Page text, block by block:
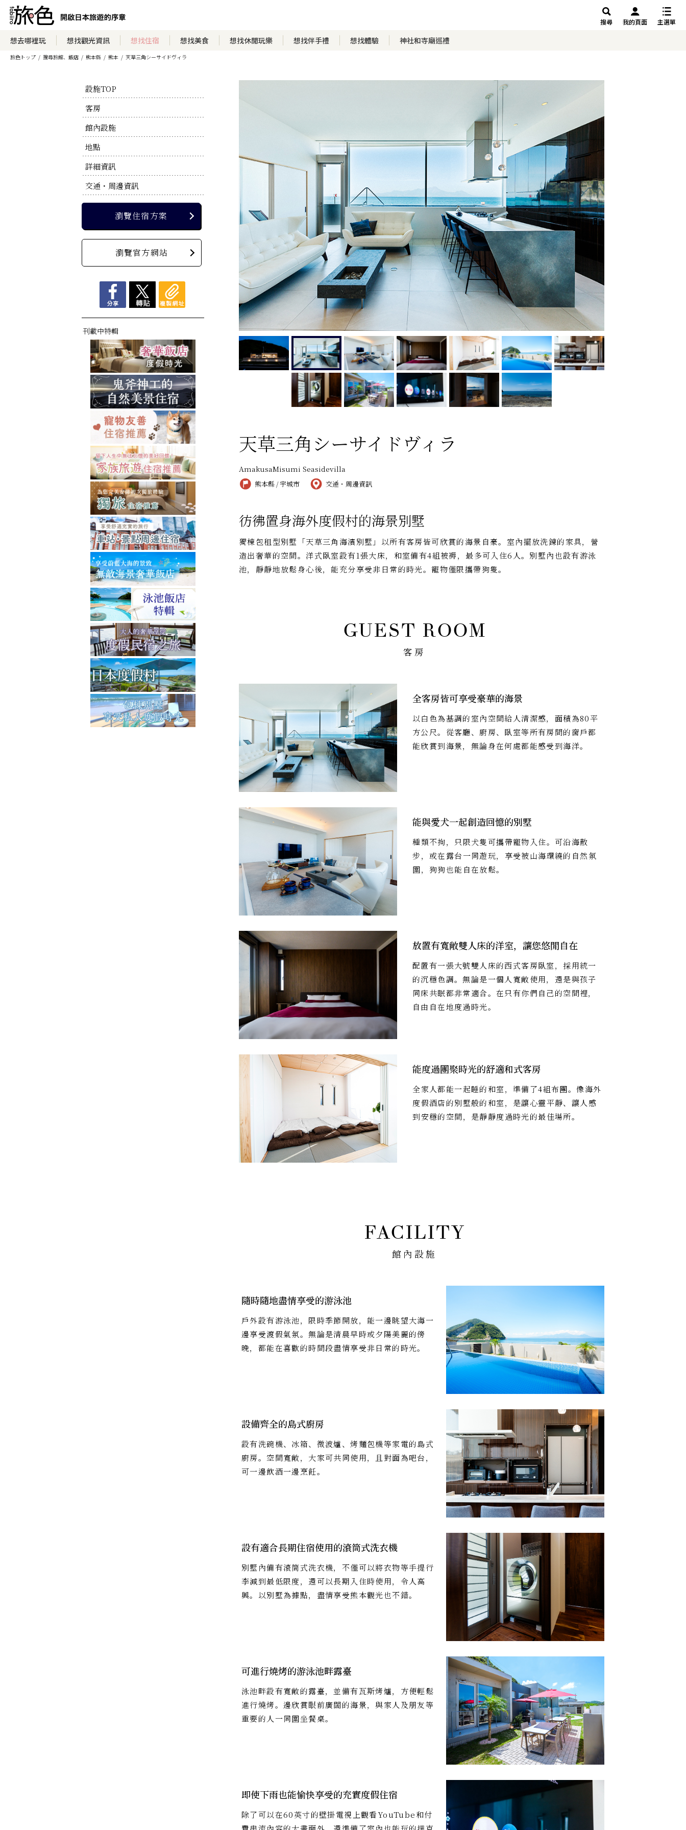
搜尋 我的頁面 主選單
想去哪裡玩 想找觀光資訊 想找住宿 想找美食 想找休閒玩樂 想找伴手禮 想找體驗 神社和寺廟巡禮
旅色トップ 搜尋旅館、飯店 熊本縣 熊本 天草三角シーサイドヴィラ
設施TOP
客房
館內設施
地點
詳細資訊
交通・周邊資訊
瀏覽住宿方案
瀏覽官方網站
刊載中特輯
瀏覽住宿方案
瀏覽官方網站
天草三角シーサイドヴィラ
AmakusaMisumi Seasidevilla
熊本縣 / 宇城市 交通・周邊資訊
彷彿置身海外度假村的海景別墅
獨棟包租型別墅「天草三角海濱別墅」以所有客房皆可欣賞的海景自豪。室內擺放洗鍊的家具，營
造出奢華的空間。洋式臥室設有1張大床，和室備有4組被褥，最多可入住6人。別墅內也設有游泳
池，靜靜地放鬆身心後，能充分享受非日常的時光。寵物僅限攜帶狗隻。
客房
全客房皆可享受豪華的海景
以白色為基調的室內空間給人清潔感，面積為80平
方公尺。從客廳、廚房、臥室等所有房間的窗戶都
能欣賞到海景，無論身在何處都能感受到海洋。
能與愛犬一起創造回憶的別墅
種類不拘，只限犬隻可攜帶寵物入住。可沿海散
步，或在露台一同遊玩，享受被山海環繞的自然氛
圍，狗狗也能自在放鬆。
放置有寬敞雙人床的洋室，讓您悠閒自在
配置有一張大號雙人床的西式客房臥室，採用統一
的沉穩色調。無論是一個人寬敞使用，還是與孩子
同床共眠都非常適合。在只有你們自己的空間裡，
自由自在地度過時光。
能度過團聚時光的舒適和式客房
全家人都能一起睡的和室，準備了4組布團。像海外
度假酒店的別墅般的和室，是讓心靈平靜、讓人感
到安穩的空間，是靜靜度過時光的最佳場所。
館內設施
隨時隨地盡情享受的游泳池
戶外設有游泳池，限時季節開放，能一邊眺望大海一
邊享受渡假氣氛。無論是清晨早時或夕陽美麗的傍
晚，都能在喜歡的時間段盡情享受非日常的時光。
設備齊全的島式廚房
設有洗碗機、冰箱、微波爐、烤麵包機等家電的島式
廚房。空間寬敞，大家可共同使用，且對面為吧台，
可一邊飲酒一邊烹飪。
設有適合長期住宿使用的滾筒式洗衣機
別墅內備有滾筒式洗衣機，不僅可以將衣物等手提行
李減到最低限度，還可以長期入住時使用，令人高
興。以別墅為據點，盡情享受熊本觀光也不錯。
可進行燒烤的游泳池畔露臺
泳池畔設有寬敞的露臺，並備有瓦斯烤爐，方便輕鬆
進行燒烤。邊欣賞眼前廣闊的海景，與家人及朋友等
重要的人一同圍坐餐桌。
即使下雨也能愉快享受的充實度假住宿
除了可以在60英寸的壁掛電視上觀看YouTube和付